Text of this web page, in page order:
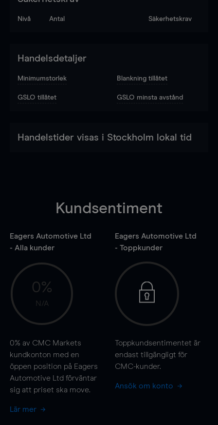
Nivå Antal Säkerhetskrav
Handelsdetaljer
Minimumstorlek Blankning tillåtet
GSLO tillåtet GSLO minsta avstånd
Handelstider visas i Stockholm lokal tid
Kundsentiment
Eagers Automotive Ltd
- Alla kunder
0%
N/A
0% av CMC Markets
kundkonton med en
öppen position på Eagers
Automotive Ltd förväntar
sig att priset ska move.
Lär mer
Eagers Automotive Ltd
- Toppkunder
Toppkundsentimentet är
endast tillgängligt för
CMC-kunder.
Ansök om konto